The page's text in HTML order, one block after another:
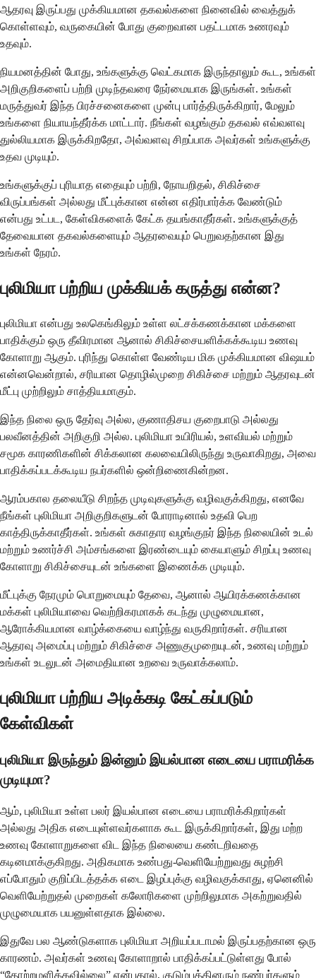
ஆதரவு இருப்பது முக்கியமான தகவல்களை நினைவில் வைத்துக்
கொள்ளவும், வருகையின் போது குறைவான பதட்டமாக உணரவும்
உதவும்.
நியமனத்தின் போது, உங்களுக்கு வெட்கமாக இருந்தாலும் கூட, உங்கள்
அறிகுறிகளைப் பற்றி முடிந்தவரை நேர்மையாக இருங்கள். உங்கள்
மருத்துவர் இந்த பிரச்சனைகளை முன்பு பார்த்திருக்கிறார், மேலும்
உங்களை நியாயந்தீர்க்க மாட்டார். நீங்கள் வழங்கும் தகவல் எவ்வளவு
துல்லியமாக இருக்கிறதோ, அவ்வளவு சிறப்பாக அவர்கள் உங்களுக்கு
உதவ முடியும்.
உங்களுக்குப் புரியாத எதையும் பற்றி, நோயறிதல், சிகிச்சை
விருப்பங்கள் அல்லது மீட்புக்கான என்ன எதிர்பார்க்க வேண்டும்
என்பது உட்பட, கேள்விகளைக் கேட்க தயங்காதீர்கள். உங்களுக்குத்
தேவையான தகவல்களையும் ஆதரவையும் பெறுவதற்கான இது
உங்கள் நேரம்.
புலிமியா பற்றிய முக்கியக் கருத்து என்ன?
புலிமியா என்பது உலகெங்கிலும் உள்ள லட்சக்கணக்கான மக்களை
பாதிக்கும் ஒரு தீவிரமான ஆனால் சிகிச்சையளிக்கக்கூடிய உணவு
கோளாறு ஆகும். புரிந்து கொள்ள வேண்டிய மிக முக்கியமான விஷயம்
என்னவென்றால், சரியான தொழில்முறை சிகிச்சை மற்றும் ஆதரவுடன்
மீட்பு முற்றிலும் சாத்தியமாகும்.
இந்த நிலை ஒரு தேர்வு அல்ல, குணாதிசய குறைபாடு அல்லது
பலவீனத்தின் அறிகுறி அல்ல. புலிமியா உயிரியல், உளவியல் மற்றும்
சமூக காரணிகளின் சிக்கலான கலவையிலிருந்து உருவாகிறது, அவை
பாதிக்கப்படக்கூடிய நபர்களில் ஒன்றிணைகின்றன.
ஆரம்பகால தலையீடு சிறந்த முடிவுகளுக்கு வழிவகுக்கிறது, எனவே
நீங்கள் புலிமியா அறிகுறிகளுடன் போராடினால் உதவி பெற
காத்திருக்காதீர்கள். உங்கள் சுகாதார வழங்குநர் இந்த நிலையின் உடல்
மற்றும் உணர்ச்சி அம்சங்களை இரண்டையும் கையாளும் சிறப்பு உணவு
கோளாறு சிகிச்சையுடன் உங்களை இணைக்க முடியும்.
மீட்புக்கு நேரமும் பொறுமையும் தேவை, ஆனால் ஆயிரக்கணக்கான
மக்கள் புலிமியாவை வெற்றிகரமாகக் கடந்து முழுமையான,
ஆரோக்கியமான வாழ்க்கையை வாழ்ந்து வருகிறார்கள். சரியான
ஆதரவு அமைப்பு மற்றும் சிகிச்சை அணுகுமுறையுடன், உணவு மற்றும்
உங்கள் உடலுடன் அமைதியான உறவை உருவாக்கலாம்.
புலிமியா பற்றிய அடிக்கடி கேட்கப்படும்
கேள்விகள்
புலிமியா இருந்தும் இன்னும் இயல்பான எடையை பராமரிக்க
முடியுமா?
ஆம், புலிமியா உள்ள பலர் இயல்பான எடையை பராமரிக்கிறார்கள்
அல்லது அதிக எடையுள்ளவர்களாக கூட இருக்கிறார்கள், இது மற்ற
உணவு கோளாறுகளை விட இந்த நிலையை கண்டறிவதை
கடினமாக்குகிறது. அதிகமாக உண்பது-வெளியேற்றுவது சுழற்சி
எப்போதும் குறிப்பிடத்தக்க எடை இழப்புக்கு வழிவகுக்காது, ஏனெனில்
வெளியேற்றுதல் முறைகள் கலோரிகளை முற்றிலுமாக அகற்றுவதில்
முழுமையாக பயனுள்ளதாக இல்லை.
இதுவே பல ஆண்டுகளாக புலிமியா அறியப்படாமல் இருப்பதற்கான ஒரு
காரணம். அவர்கள் உணவு கோளாறால் பாதிக்கப்பட்டுள்ளது போல்
“தோற்றமளிக்கவில்லை” என்பதால், குடும்பத்தினரும் நண்பர்களும்